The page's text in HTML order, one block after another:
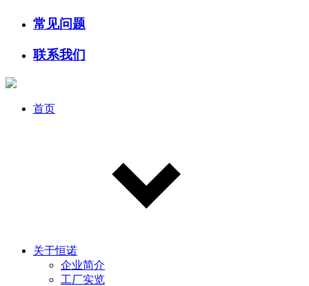
常见问题
联系我们
首页
关于恒诺
企业简介
工厂实览